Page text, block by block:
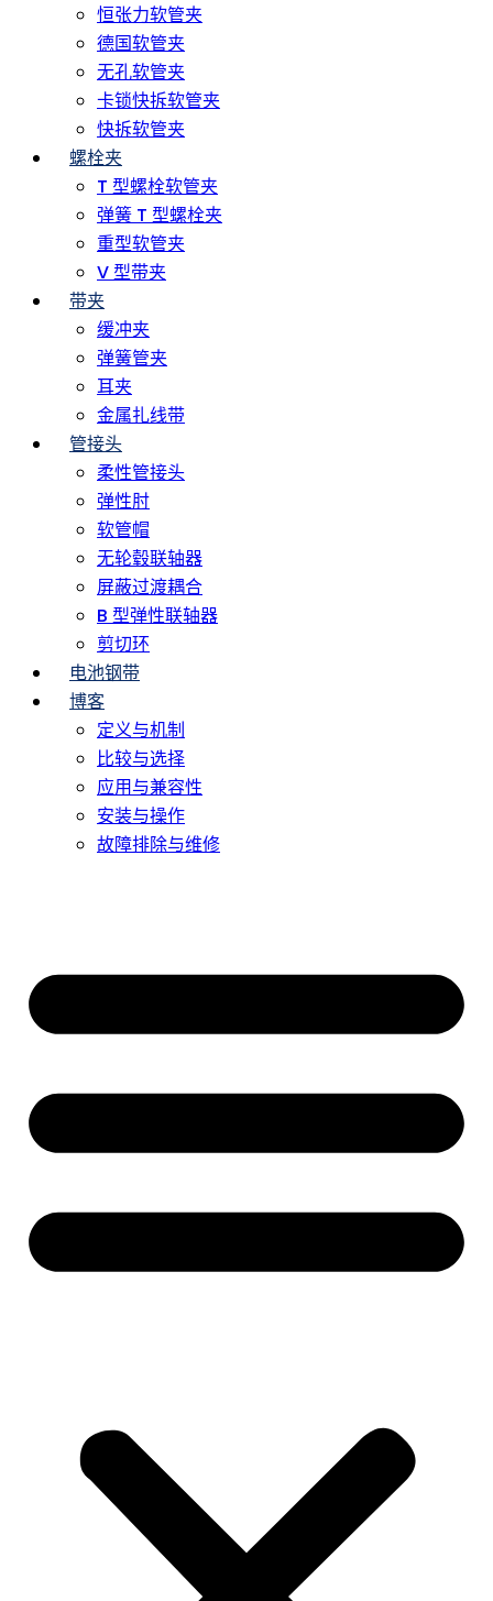
恒张力软管夹
德国软管夹
无孔软管夹
卡锁快拆软管夹
快拆软管夹
螺栓夹
T 型螺栓软管夹
弹簧 T 型螺栓夹
重型软管夹
V 型带夹
带夹
缓冲夹
弹簧管夹
耳夹
金属扎线带
管接头
柔性管接头
弹性肘
软管帽
无轮毂联轴器
屏蔽过渡耦合
B 型弹性联轴器
剪切环
电池钢带
博客
定义与机制
比较与选择
应用与兼容性
安装与操作
故障排除与维修